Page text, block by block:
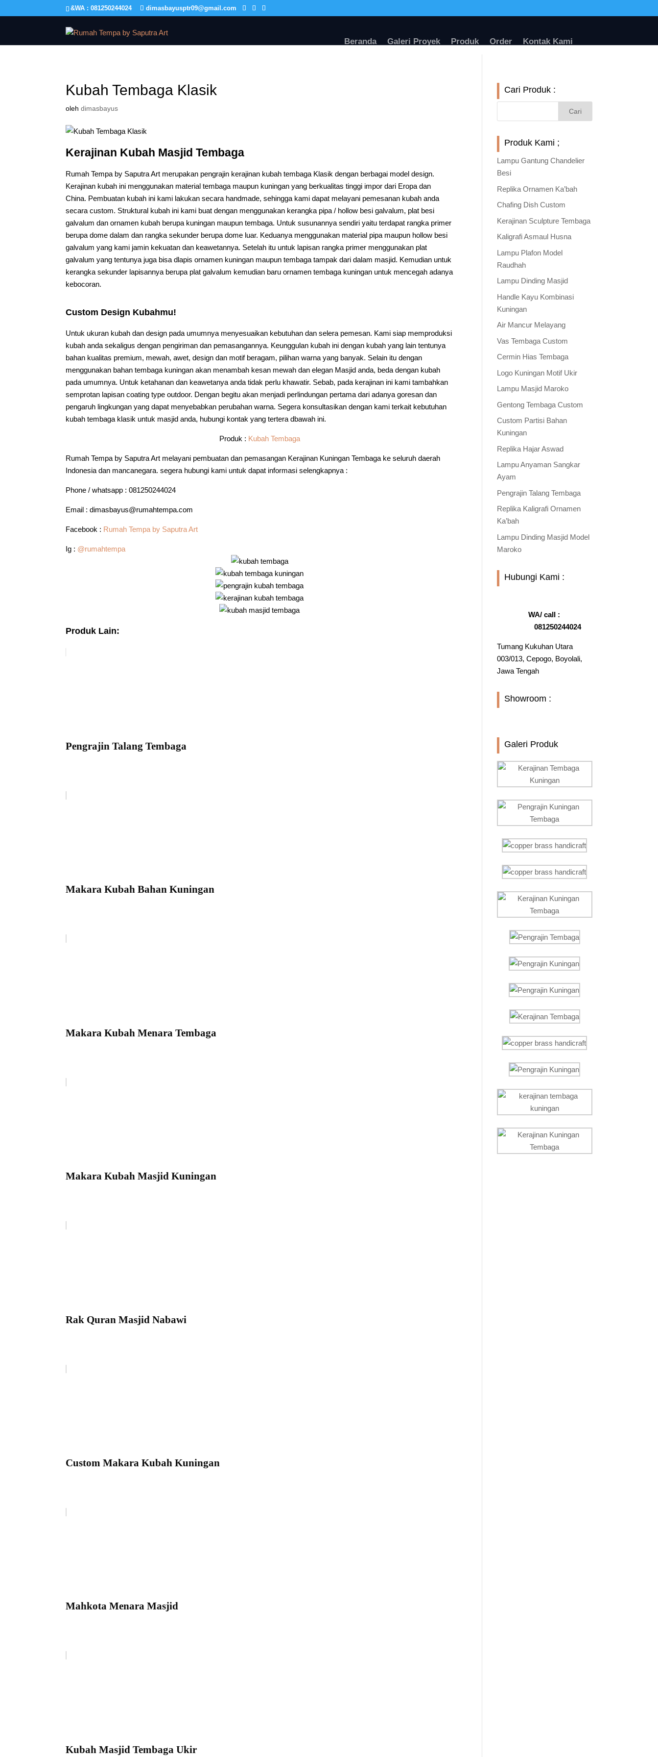
&WA : 081250244024 dimasbayusptr09@gmail.com
Beranda Galeri Proyek Produk Order Kontak Kami
Kubah Tembaga Klasik
olehdimasbayus
Kerajinan Kubah Masjid Tembaga
Rumah Tempa by Saputra Art merupakan pengrajin kerajinan kubah tembaga Klasik dengan berbagai model design.
Kerajinan kubah ini menggunakan material tembaga maupun kuningan yang berkualitas tinggi impor dari Eropa dan
China. Pembuatan kubah ini kami lakukan secara handmade, sehingga kami dapat melayani pemesanan kubah anda
secara custom. Struktural kubah ini kami buat dengan menggunakan kerangka pipa / hollow besi galvalum, plat besi
galvalum dan ornamen kubah berupa kuningan maupun tembaga. Untuk susunannya sendiri yaitu terdapat rangka primer
berupa dome dalam dan rangka sekunder berupa dome luar. Keduanya menggunakan material pipa maupun hollow besi
galvalum yang kami jamin kekuatan dan keawetannya. Setelah itu untuk lapisan rangka primer menggunakan plat
galvalum yang tentunya juga bisa dlapis ornamen kuningan maupun tembaga tampak dari dalam masjid. Kemudian untuk
kerangka sekunder lapisannya berupa plat galvalum kemudian baru ornamen tembaga kuningan untuk mencegah adanya
kebocoran.
Custom Design Kubahmu!
Untuk ukuran kubah dan design pada umumnya menyesuaikan kebutuhan dan selera pemesan. Kami siap memproduksi
kubah anda sekaligus dengan pengiriman dan pemasangannya. Keunggulan kubah ini dengan kubah yang lain tentunya
bahan kualitas premium, mewah, awet, design dan motif beragam, pilihan warna yang banyak. Selain itu dengan
menggunakan bahan tembaga kuningan akan menambah kesan mewah dan elegan Masjid anda, beda dengan kubah
pada umumnya. Untuk ketahanan dan keawetanya anda tidak perlu khawatir. Sebab, pada kerajinan ini kami tambahkan
semprotan lapisan coating type outdoor. Dengan begitu akan menjadi perlindungan pertama dari adanya goresan dan
pengaruh lingkungan yang dapat menyebabkan perubahan warna. Segera konsultasikan dengan kami terkait kebutuhan
kubah tembaga klasik untuk masjid anda, hubungi kontak yang tertera dbawah ini.
Produk : Kubah Tembaga
Rumah Tempa by Saputra Art melayani pembuatan dan pemasangan Kerajinan Kuningan Tembaga ke seluruh daerah
Indonesia dan mancanegara. segera hubungi kami untuk dapat informasi selengkapnya :
Phone / whatsapp : 081250244024
Email : dimasbayus@rumahtempa.com
Facebook : Rumah Tempa by Saputra Art
Ig : @rumahtempa
Produk Lain:
Pengrajin Talang Tembaga
Makara Kubah Bahan Kuningan
Makara Kubah Menara Tembaga
Makara Kubah Masjid Kuningan
Rak Quran Masjid Nabawi
Custom Makara Kubah Kuningan
Mahkota Menara Masjid
Kubah Masjid Tembaga Ukir
Cari Produk :
Produk Kami ;
Lampu Gantung Chandelier
Besi
Replika Ornamen Ka’bah
Chafing Dish Custom
Kerajinan Sculpture Tembaga
Kaligrafi Asmaul Husna
Lampu Plafon Model
Raudhah
Lampu Dinding Masjid
Handle Kayu Kombinasi
Kuningan
Air Mancur Melayang
Vas Tembaga Custom
Cermin Hias Tembaga
Logo Kuningan Motif Ukir
Lampu Masjid Maroko
Gentong Tembaga Custom
Custom Partisi Bahan
Kuningan
Replika Hajar Aswad
Lampu Anyaman Sangkar
Ayam
Pengrajin Talang Tembaga
Replika Kaligrafi Ornamen
Ka’bah
Lampu Dinding Masjid Model
Maroko
Hubungi Kami :
WA/ call :
081250244024
Tumang Kukuhan Utara
003/013, Cepogo, Boyolali,
Jawa Tengah
Showroom :
Galeri Produk